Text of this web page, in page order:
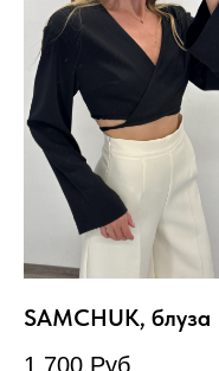
SAMCHUK, блуза
1 700 Руб.